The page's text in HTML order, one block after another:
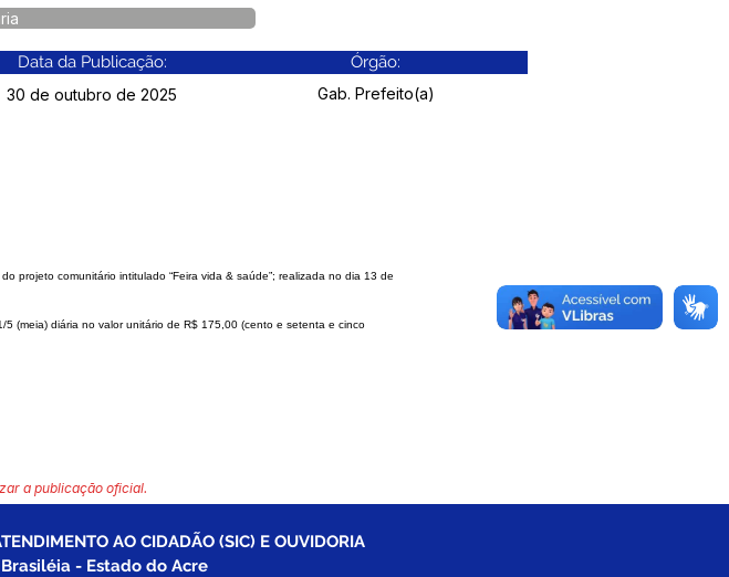
Data da Publicação: Órgão:
30 de outubro de 2025 Gab. Prefeito(a)
projeto comunitário intitulado “Feira vida & saúde”; realizada no dia 13 de
5 (meia) diária no valor unitário de R$ 175,00 (cento e setenta e cinco
a publicação oficial.
AO CIDADÃO (SIC) E OUVIDORIA
- Estado do Acre